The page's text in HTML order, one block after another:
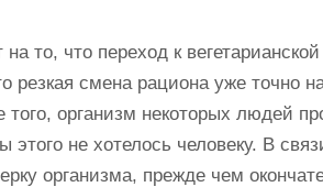
то, что переход к
резкая смена рациона уже точно
того, организм некоторых людей
этого не хотелось человеку. В
организма, прежде чем